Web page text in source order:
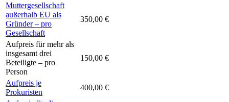
Muttergesellschaft
außerhalb EU als
Gründer – pro
Gesellschaft
350,00 €
Aufpreis für mehr als
insgesamt drei
Beteiligte – pro
Person
150,00 €
Aufpreis je
Prokuristen
400,00 €